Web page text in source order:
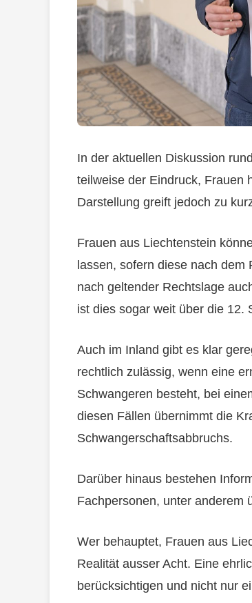
In der aktuellen Diskussion
teilweise der Eindruck, Frauen
Darstellung greift jedoch zu
Frauen aus Liechtenstein
lassen, sofern diese nach
nach geltender Rechtslage
ist dies sogar weit über die 12.
Auch im Inland gibt es klar
rechtlich zulässig, wenn eine
Schwangeren besteht, bei
diesen Fällen übernimmt die
Schwangerschaftsabbruchs.
Darüber hinaus bestehen
Fachpersonen, unter anderem
Wer behauptet, Frauen aus
Realität ausser Acht. Eine
berücksichtigen und nicht nur